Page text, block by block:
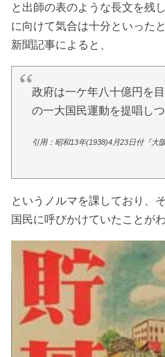
と出師の表のような長文を残
に向けて気合は十分といった
新聞記事によると、
政府は一ケ年八十億円を
の一大国民運動を提唱しつ
引用：昭和13年(1938)4月23日付『大
というノルマを課しており、
国民に呼びかけていたことが